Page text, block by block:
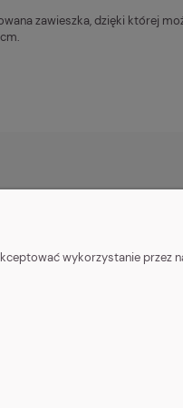
zawieszka, dzięki której
Regulamin
wykorzystanie przez